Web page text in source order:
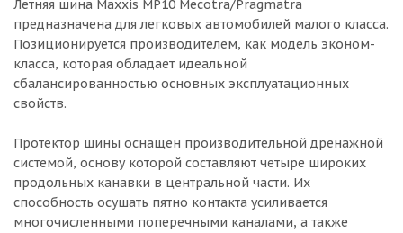
Летняя шина Maxxis MP10 Mecotra/Pragmatra
предназначена для легковых автомобилей малого класса.
Позиционируется производителем, как модель эконом-
класса, которая обладает идеальной
сбалансированностью основных эксплуатационных
свойств.
Протектор шины оснащен производительной дренажной
системой, основу которой составляют четыре широких
продольных канавки в центральной части. Их
способность осушать пятно контакта усиливается
многочисленными поперечными каналами, а также